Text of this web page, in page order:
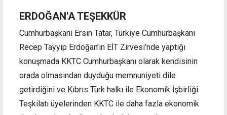
ERDOĞAN'A TEŞEKKÜR
Cumhurbaşkanı Ersin Tatar, Türkiye Cumhurbaşkanı
Recep Tayyip Erdoğan’ın EİT Zirvesi’nde yaptığı
konuşmada KKTC Cumhurbaşkanı olarak kendisinin
orada olmasından duyduğu memnuniyeti dile
getirdiğini ve Kıbrıs Türk halkı ile Ekonomik İşbirliği
Teşkilatı üyelerinden KKTC ile daha fazla ekonomik